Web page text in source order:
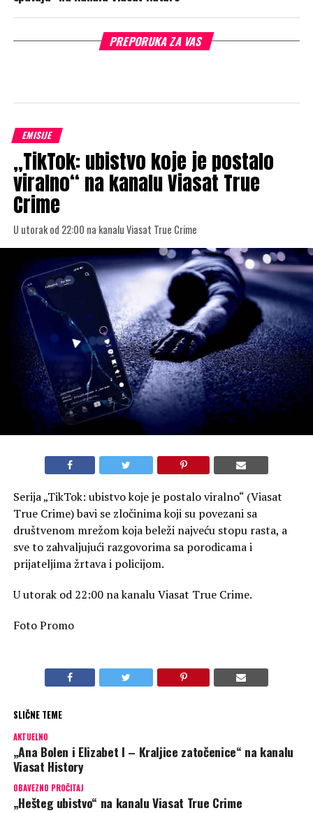
PREPORUKA ZA VAS
EMISIJE
„TikTok: ubistvo koje je postalo
viralno“ na kanalu Viasat True
Crime
U utorak od 22:00 na kanalu Viasat True Crime
Serija „TikTok: ubistvo koje je postalo viralno“ (Viasat
True Crime) bavi se zločinima koji su povezani sa
društvenom mrežom koja beleži najveću stopu rasta, a
sve to zahvaljujući razgovorima sa porodicama i
prijateljima žrtava i policijom.
U utorak od 22:00 na kanalu Viasat True Crime.
Foto Promo
SLIČNE TEME
AKTUELNO
„Ana Bolen i Elizabet I – Kraljice zatočenice“ na kanalu
Viasat History
OBAVEZNO PROČITAJ
„Hešteg ubistvo“ na kanalu Viasat True Crime